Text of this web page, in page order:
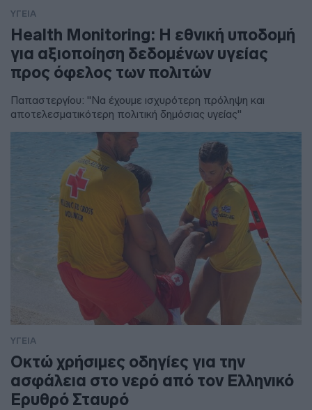
ΥΓΕΙΑ
Health Monitoring: Η εθνική υποδομή
για αξιοποίηση δεδομένων υγείας
προς όφελος των πολιτών
Παπαστεργίου: "Να έχουμε ισχυρότερη πρόληψη και
αποτελεσματικότερη πολιτική δημόσιας υγείας"
ΥΓΕΙΑ
Οκτώ χρήσιμες οδηγίες για την
ασφάλεια στο νερό από τον Ελληνικό
Ερυθρό Σταυρό